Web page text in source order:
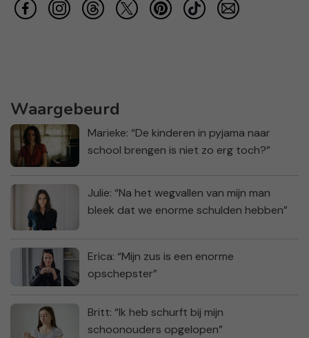
Waargebeurd
Marieke: “De kinderen in pyjama naar
school brengen is niet zo erg toch?”
Julie: “Na het wegvallen van mijn man
bleek dat we enorme schulden hebben”
Erica: “Mijn zus is een enorme
opschepster”
Britt: “Ik heb schurft bij mijn
schoonouders opgelopen”